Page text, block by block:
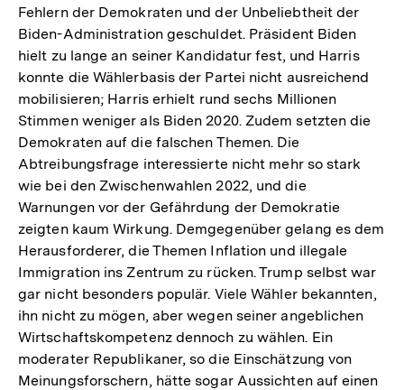
Fehlern der Demokraten und der Unbeliebtheit der
Biden-Administration geschuldet. Präsident Biden
hielt zu lange an seiner Kandidatur fest, und Harris
konnte die Wählerbasis der Partei nicht ausreichend
mobilisieren; Harris erhielt rund sechs Millionen
Stimmen weniger als Biden 2020. Zudem setzten die
Demokraten auf die falschen Themen. Die
Abtreibungsfrage interessierte nicht mehr so stark
wie bei den Zwischenwahlen 2022, und die
Warnungen vor der Gefährdung der Demokratie
zeigten kaum Wirkung. Demgegenüber gelang es dem
Herausforderer, die Themen Inflation und illegale
Immigration ins Zentrum zu rücken. Trump selbst war
gar nicht besonders populär. Viele Wähler bekannten,
ihn nicht zu mögen, aber wegen seiner angeblichen
Wirtschaftskompetenz dennoch zu wählen. Ein
moderater Republikaner, so die Einschätzung von
Meinungsforschern, hätte sogar Aussichten auf einen